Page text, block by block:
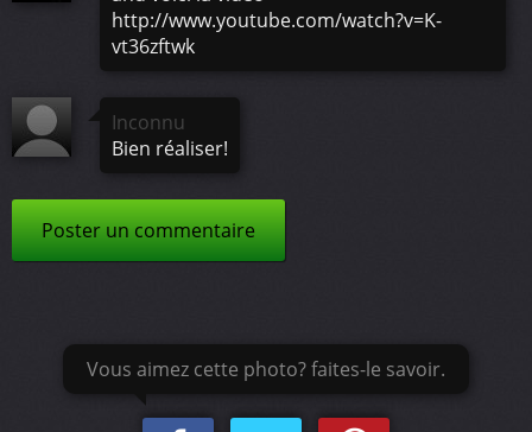
http://www.youtube.com/watch?v=K-
vt36zftwk
Inconnu
Bien réaliser!
Poster un commentaire
Vous aimez cette photo? faites-le savoir.